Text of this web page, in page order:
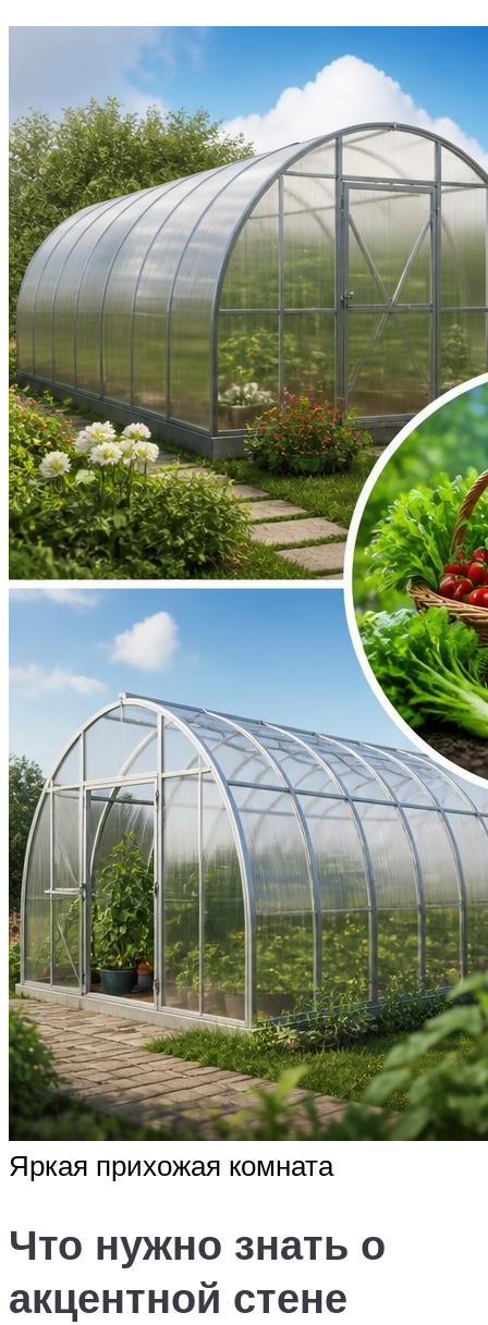
Яркая прихожая комната
Что нужно знать о
акцентной стене